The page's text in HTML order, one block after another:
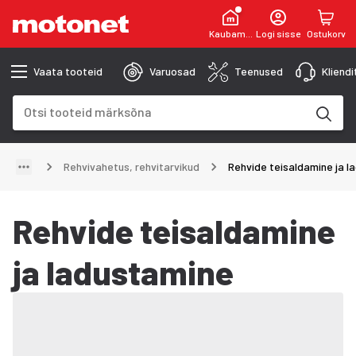
KaubamajaLogi sisse Ostukorv
Vaata tooteid Varuosad Teenused
Rehvivahetus, rehvitarvikud Rehvide teisaldamine ja
Rehvide teisaldamine
ja ladustamine